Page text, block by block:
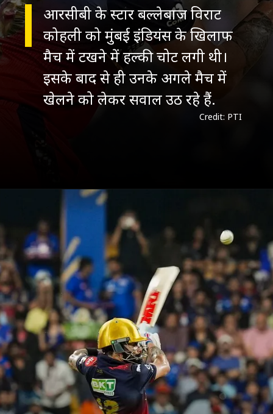
आरसीबी के स्टार बल्लेबाज विराट
कोहली को मुंबई इंडियंस के खिलाफ
मैच में टखने में हल्की चोट लगी थी।
इसके बाद से ही उनके अगले मैच में
Credit: PTI